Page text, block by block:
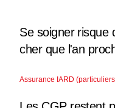
Se soigner risque
cher que l'an
Assurance IARD